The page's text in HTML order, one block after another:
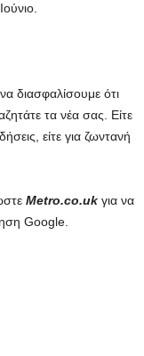
διασφαλίσουμε ότι
τα νέα σας. Είτε
είτε για ζωντανή
Metro.co.uk για να
Google.